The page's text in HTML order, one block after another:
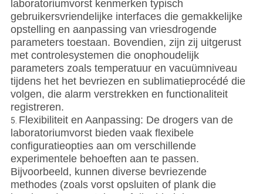
laboratoriumvorst kenmerken typisch
gebruikersvriendelijke interfaces die gemakkelijke
opstelling en aanpassing van vriesdrogende
parameters toestaan. Bovendien, zijn zij uitgerust
met controlesystemen die onophoudelijk
parameters zoals temperatuur en vacuümniveau
tijdens het het bevriezen en sublimatieprocédé die
volgen, die alarm verstrekken en functionaliteit
registreren.
5. Flexibiliteit en Aanpassing: De drogers van de
laboratoriumvorst bieden vaak flexibele
configuratieopties aan om verschillende
experimentele behoeften aan te passen.
Bijvoorbeeld, kunnen diverse bevriezende
methodes (zoals vorst opsluiten of plank die